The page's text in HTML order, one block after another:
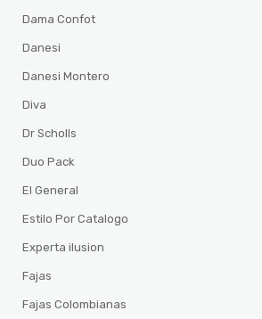
Dama Confot
Danesi
Danesi Montero
Diva
Dr Scholls
Duo Pack
El General
Estilo Por Catalogo
Experta ilusion
Fajas
Fajas Colombianas